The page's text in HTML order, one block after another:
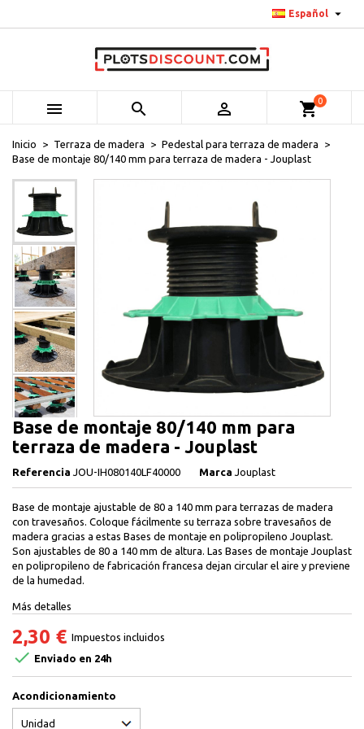
Español 
   shopping_cart0
Inicio Terraza de madera
Pedestal para terraza de madera
Base de montaje 80/140 mm para terraza de madera - Jouplast
Base de montaje 80/140 mm para
terraza de madera - Jouplast
Referencia JOU-IH080140LF40000 Marca Jouplast
Base de montaje ajustable de 80 a 140 mm para terrazas de madera
con travesaños. Coloque fácilmente su terraza sobre travesaños de
madera gracias a estas Bases de montaje en polipropileno Jouplast.
Son ajustables de 80 a 140 mm de altura. Las Bases de montaje Jouplast
en polipropileno de fabricación francesa dejan circular el aire y previene
de la humedad.
Más detalles
2,30 € Impuestos incluidos
 Enviado en 24h
Acondicionamiento